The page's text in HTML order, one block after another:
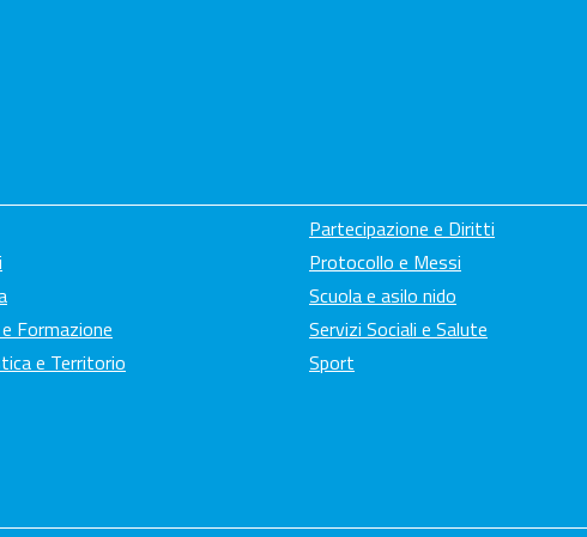
Formazione
e Territorio
Partecipazione e Diritti
Protocollo e Messi
Scuola e asilo nido
Servizi Sociali e Salute
Sport